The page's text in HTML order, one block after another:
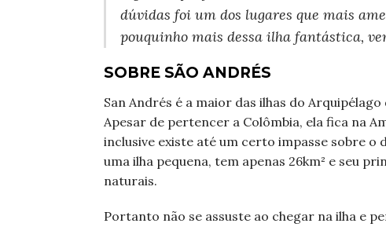
dúvidas foi um dos lugares que mais
pouquinho mais dessa ilha fantástica,
SOBRE SÃO ANDRÉS
San Andrés é a maior das ilhas do
Apesar de pertencer a Colômbia, ela fica na
inclusive existe até um certo impasse sobre o
uma ilha pequena, tem apenas 26km² e seu
naturais.
Portanto não se assuste ao chegar na ilha e